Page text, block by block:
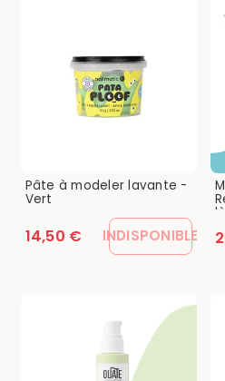
Pâte à modeler lavante -
Vert
14,50 € INDISPONIBLE